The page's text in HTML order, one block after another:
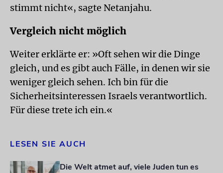
stimmt nicht«, sagte Netanjahu.
Vergleich nicht möglich
Weiter erklärte er: »Oft sehen wir die Dinge
gleich, und es gibt auch Fälle, in denen wir sie
weniger gleich sehen. Ich bin für die
Sicherheitsinteressen Israels verantwortlich.
Für diese trete ich ein.«
LESEN SIE AUCH
Die Welt atmet auf, viele Juden tun es